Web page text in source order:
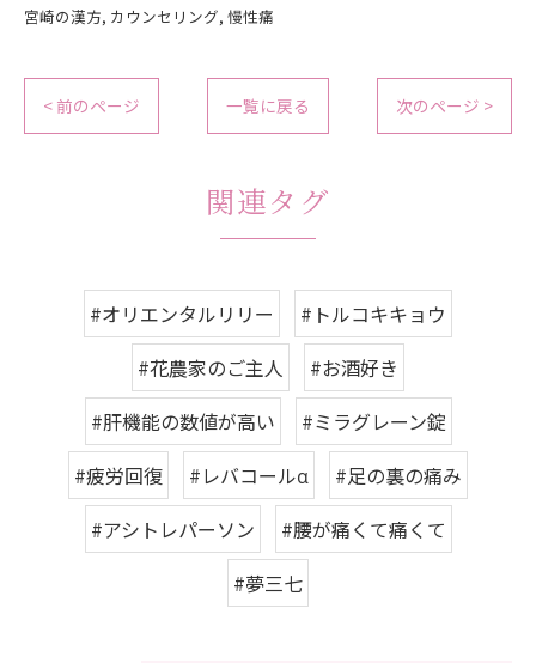
宮崎の漢方 カウンセリング 慢性痛
< 前のページ 一覧に戻る 次のページ >
関連タグ
#オリエンタルリリー
#トルコキキョウ
#花農家のご主人
#お酒好き
#肝機能の数値が高い
#ミラグレーン錠
#疲労回復
#レバコールα
#足の裏の痛み
#アシトレパーソン
#腰が痛くて痛くて
#夢三七